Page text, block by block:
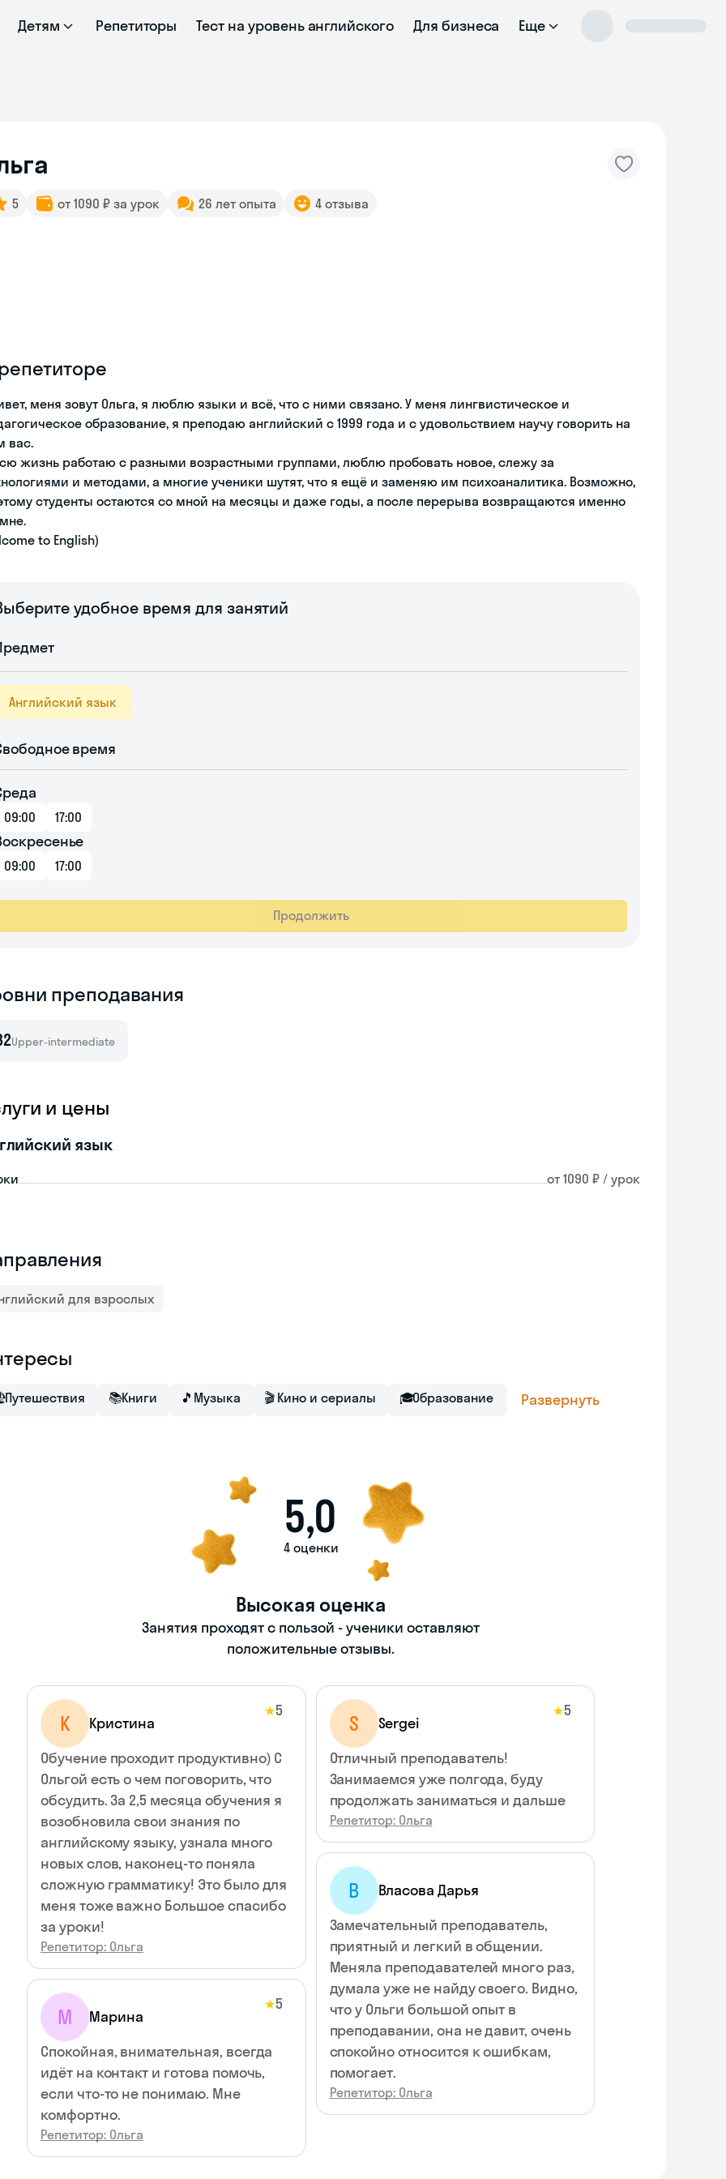
Детям Репетиторы Тест на уровень английского Для бизнеса Еще
5 от 1090 ₽ за урок 26 лет опыта 4 отзыва
меня зовут Ольга, я люблю языки и всё, что с ними связано. У меня лингвистическое и
образование, я преподаю английский с 1999 года и с удовольствием научу говорить на
вас.
жизнь работаю с разными возрастными группами, люблю пробовать новое, слежу за
и методами, а многие ученики шутят, что я ещё и заменяю им психоаналитика. Возможно,
студенты остаются со мной на месяцы и даже годы, а после перерыва возвращаются именно
to English)
удобное время для занятий
Английский язык
время
09:00 17:00
09:00 17:00
Продолжить
преподавания
Upper-intermediate
и цены
язык
от 1090 ₽ / урок
для взрослых
Путешествия 📚Книги 🎵 Музыка 🎬 Кино и сериалы 🎓Образование Развернуть
5,0
4 оценки
Высокая оценка
Занятия проходят с пользой - ученики оставляют
положительные отзывы.
К Кристина
★5
Обучение проходит продуктивно) С
Ольгой есть о чем поговорить, что
обсудить. За 2,5 месяца обучения я
возобновила свои знания по
английскому языку, узнала много
новых слов, наконец-то поняла
сложную грамматику! Это было для
меня тоже важно Большое спасибо
за уроки!
Репетитор: Ольга
М Марина
★5
Спокойная, внимательная, всегда
идёт на контакт и готова помочь,
если что-то не понимаю. Мне
комфортно.
Репетитор: Ольга
S Sergei
★5
Отличный преподаватель!
Занимаемся уже полгода, буду
продолжать заниматься и дальше
Репетитор: Ольга
В
Власова Дарья
Замечательный преподаватель,
приятный и легкий в общении.
Меняла преподавателей много раз,
думала уже не найду своего. Видно,
что у Ольги большой опыт в
преподавании, она не давит, очень
спокойно относится к ошибкам,
помогает.
Репетитор: Ольга